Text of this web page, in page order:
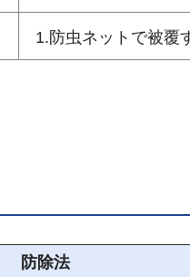
1.防虫ネットで被覆
防除法